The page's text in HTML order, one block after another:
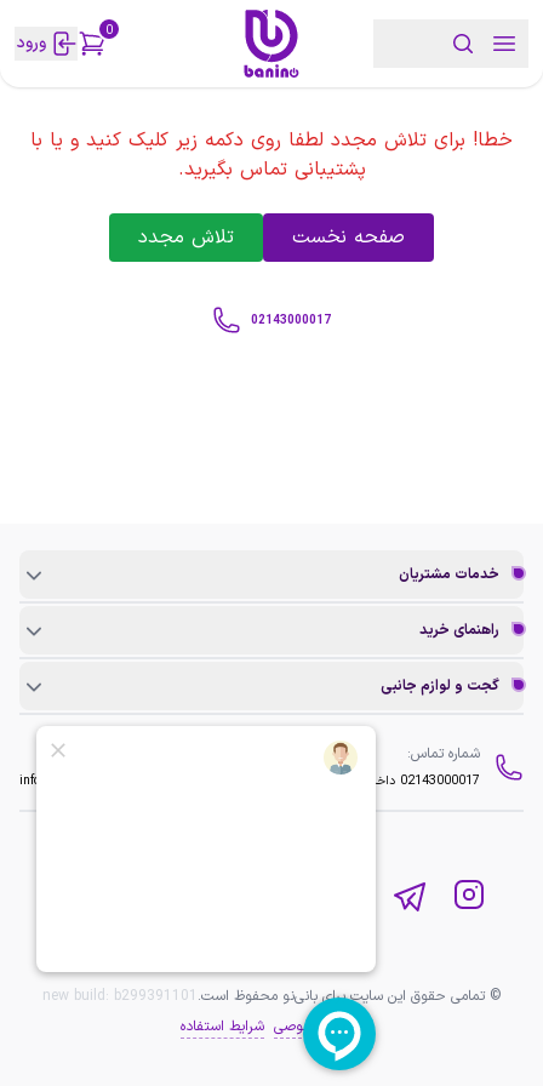
0 ورود
خطا! برای تلاش مجدد لطفا روی دکمه زیر کلیک کنید و یا با
پشتیبانی تماس بگیرید.
صفحه نخست تلاش مجدد
02143000017
خدمات مشتریان
راهنمای خرید
گجت و لوازم جانبی
شماره تماس:
02143000017 داخلی 2 info@baninopc.com
© تمامی حقوق این سایت برای بانی‌نو محفوظ است. new build: b299391101
حریم خصوصی شرایط استفاده